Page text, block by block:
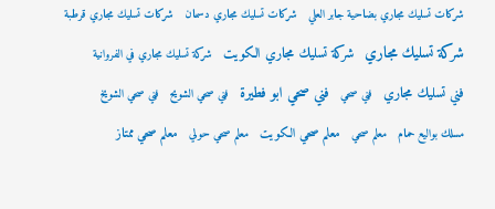
شركات تسليك مجاري بضاحية جابر العلي شركات تسليك مجاري دسمان شركات تسليك مجاري قرطبة
شركة تسليك مجاري شركة تسليك مجاري الكويت شركة تسليك مجاري في الفروانية
فني تسليك مجاري فني صحي فني صحي ابو فطيرة فني صحي الشويح فني صحي الشويخ
مسلك بواليع حمام معلم صحي معلم صحي الكويت معلم صحي حولي معلم صحي ممتاز